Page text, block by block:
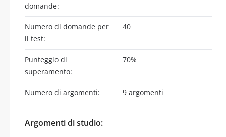
domande:
Numero di domande per
il test:
40
Punteggio di
superamento:
70%
Numero di argomenti: 9 argomenti
Argomenti di studio: